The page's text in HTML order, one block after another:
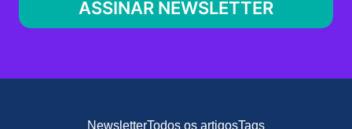
NewsletterTodos os artigosTags